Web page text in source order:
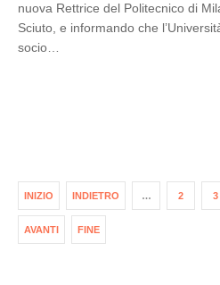
nuova Rettrice del Politecnico di
Sciuto, e informando che
socio…
INIZIO INDIETRO … 2 3
AVANTI FINE